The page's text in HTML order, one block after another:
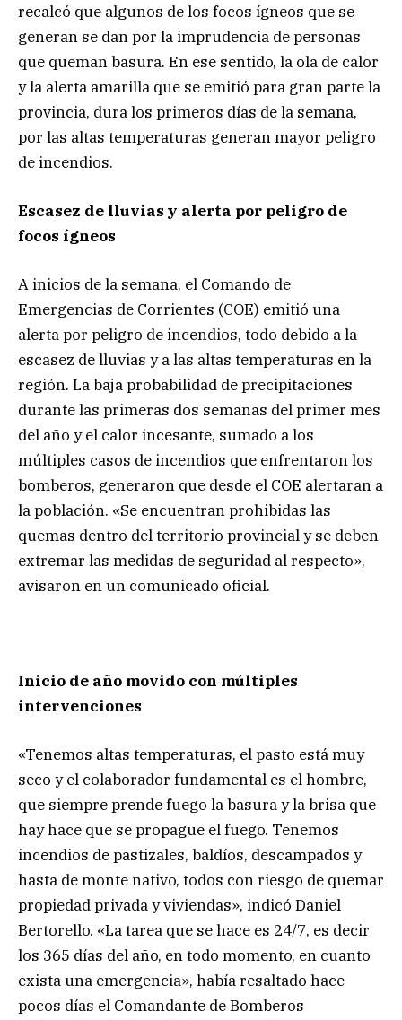
recalcó que algunos de los focos ígneos que se
generan se dan por la imprudencia de personas
que queman basura. En ese sentido, la ola de calor
y la alerta amarilla que se emitió para gran parte la
provincia, dura los primeros días de la semana,
por las altas temperaturas generan mayor peligro
de incendios.
Escasez de lluvias y alerta por peligro de
focos ígneos
A inicios de la semana, el Comando de
Emergencias de Corrientes (COE) emitió una
alerta por peligro de incendios, todo debido a la
escasez de lluvias y a las altas temperaturas en la
región. La baja probabilidad de precipitaciones
durante las primeras dos semanas del primer mes
del año y el calor incesante, sumado a los
múltiples casos de incendios que enfrentaron los
bomberos, generaron que desde el COE alertaran a
la población. «Se encuentran prohibidas las
quemas dentro del territorio provincial y se deben
extremar las medidas de seguridad al respecto»,
avisaron en un comunicado oficial.
Inicio de año movido con múltiples
intervenciones
«Tenemos altas temperaturas, el pasto está muy
seco y el colaborador fundamental es el hombre,
que siempre prende fuego la basura y la brisa que
hay hace que se propague el fuego. Tenemos
incendios de pastizales, baldíos, descampados y
hasta de monte nativo, todos con riesgo de quemar
propiedad privada y viviendas», indicó Daniel
Bertorello. «La tarea que se hace es 24/7, es decir
los 365 días del año, en todo momento, en cuanto
exista una emergencia», había resaltado hace
pocos días el Comandante de Bomberos